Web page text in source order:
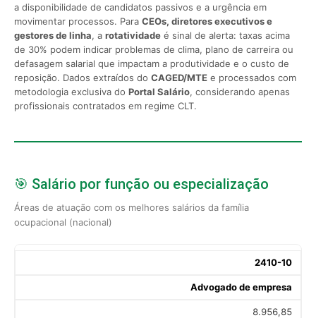
a disponibilidade de candidatos passivos e a urgência em
movimentar processos. Para CEOs, diretores executivos e
gestores de linha, a rotatividade é sinal de alerta: taxas acima
de 30% podem indicar problemas de clima, plano de carreira ou
defasagem salarial que impactam a produtividade e o custo de
reposição. Dados extraídos do CAGED/MTE e processados com
metodologia exclusiva do Portal Salário, considerando apenas
profissionais contratados em regime CLT.
🎯 Salário por função ou especialização
Áreas de atuação com os melhores salários da família
ocupacional (nacional)
2410-10
Advogado de empresa
8.956,85